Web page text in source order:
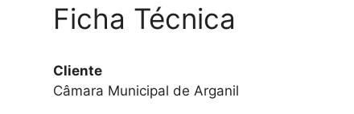
Ficha Técnica
Cliente
Câmara Municipal de Arganil